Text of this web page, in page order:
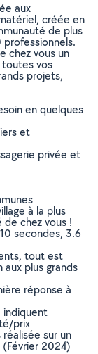
aux
créée en
de plus
chez vous un
toutes vos
projets,
en quelques
et
privée et
à la plus
chez vous !
secondes, 3.6
tout est
aux plus grands
réponse à
indiquent
prix
sur un
2024)